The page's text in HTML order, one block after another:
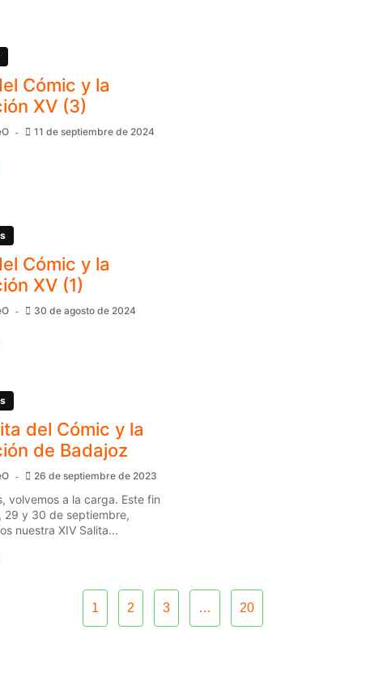
Cómic y la
XV (3)
11 de septiembre de 2024
Cómic y la
XV (1)
30 de agosto de 2024
del Cómic y la
de Badajoz
26 de septiembre de 2023
volvemos a la carga. Este fin
29 y 30 de septiembre,
nuestra XIV Salita...
1 2 3 … 20